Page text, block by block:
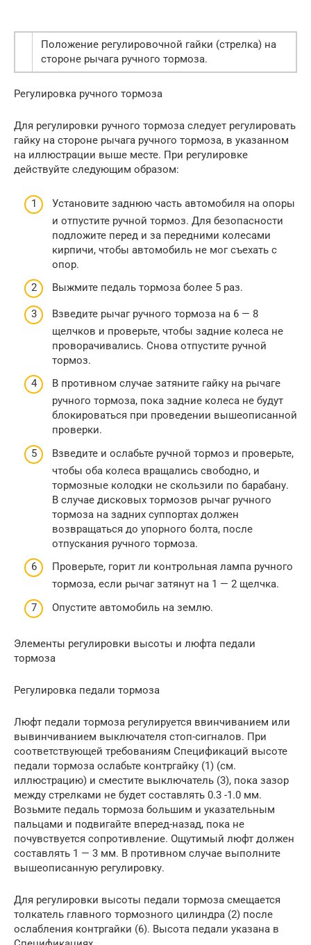
Положение регулировочной гайки (стрелка) на
стороне рычага ручного тормоза.
Регулировка ручного тормоза
Для регулировки ручного тормоза следует регулировать
гайку на стороне рычага ручного тормоза, в указанном
на иллюстрации выше месте. При регулировке
действуйте следующим образом:
Установите заднюю часть автомобиля на опоры
и отпустите ручной тормоз. Для безопасности
подложите перед и за передними колесами
кирпичи, чтобы автомобиль не мог съехать с
опор.
Выжмите педаль тормоза более 5 раз.
Взведите рычаг ручного тормоза на 6 — 8
щелчков и проверьте, чтобы задние колеса не
проворачивались. Снова отпустите ручной
тормоз.
В противном случае затяните гайку на рычаге
ручного тормоза, пока задние колеса не будут
блокироваться при проведении вышеописанной
проверки.
Взведите и ослабьте ручной тормоз и проверьте,
чтобы оба колеса вращались свободно, и
тормозные колодки не скользили по барабану.
В случае дисковых тормозов рычаг ручного
тормоза на задних суппортах должен
возвращаться до упорного болта, после
отпускания ручного тормоза.
Проверьте, горит ли контрольная лампа ручного
тормоза, если рычаг затянут на 1 — 2 щелчка.
Опустите автомобиль на землю.
Элементы регулировки высоты и люфта педали
тормоза
Регулировка педали тормоза
Люфт педали тормоза регулируется ввинчиванием или
вывинчиванием выключателя стоп-сигналов. При
соответствующей требованиям Спецификаций высоте
педали тормоза ослабьте контргайку (1) (см.
иллюстрацию) и сместите выключатель (3), пока зазор
между стрелками не будет составлять 0.3 -1.0 мм.
Возьмите педаль тормоза большим и указательным
пальцами и подвигайте вперед-назад, пока не
почувствуется сопротивление. Ощутимый люфт должен
составлять 1 — 3 мм. В противном случае выполните
вышеописанную регулировку.
Для регулировки высоты педали тормоза смещается
толкатель главного тормозного цилиндра (2) после
ослабления контргайки (6). Высота педали указана в